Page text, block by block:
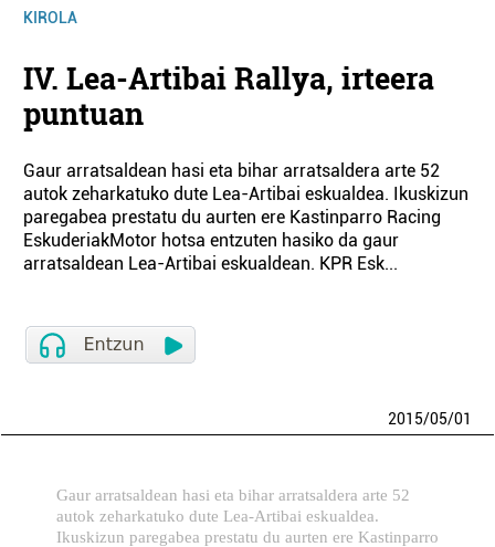
KIROLA
IV. Lea-Artibai Rallya, irteera
puntuan
Gaur arratsaldean hasi eta bihar arratsaldera arte 52
autok zeharkatuko dute Lea-Artibai eskualdea. Ikuskizun
paregabea prestatu du aurten ere Kastinparro Racing
EskuderiakMotor hotsa entzuten hasiko da gaur
arratsaldean Lea-Artibai eskualdean. KPR Esk...
2015/05/01
Gaur arratsaldean hasi eta bihar arratsaldera arte 52
autok zeharkatuko dute Lea-Artibai eskualdea.
Ikuskizun paregabea prestatu du aurten ere Kastinparro